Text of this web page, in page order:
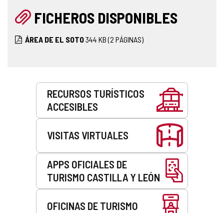
FICHEROS DISPONIBLES
ÁREA DE EL SOTO344 KB(2 PÁGINAS)
RECURSOS TURÍSTICOS
ACCESIBLES
VISITAS VIRTUALES
APPS OFICIALES DE
TURISMO CASTILLA Y LEÓN
OFICINAS DE TURISMO